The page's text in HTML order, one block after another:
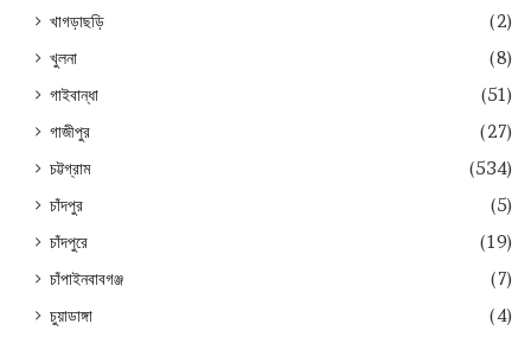
খাগড়াছড়ি
(2)
খুলনা
(8)
গাইবান্ধা
(51)
গাজীপুর
(27)
চট্টগ্রাম
(534)
চাঁদপুর
(5)
চাঁদপুরে
(19)
চাঁপাইনবাবগঞ্জ
(7)
চুয়াডাঙ্গা
(4)